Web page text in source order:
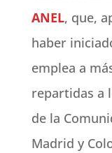
ANEL, que,
haber
emplea a
repartidas a
de la
Madrid y